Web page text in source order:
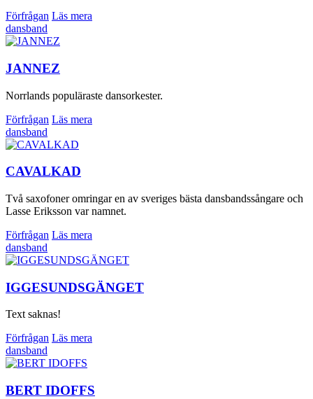
Förfrågan Läs mera
dansband
JANNEZ
Norrlands populäraste dansorkester.
Förfrågan Läs mera
dansband
CAVALKAD
Två saxofoner omringar en av sveriges bästa dansbandssångare och
Lasse Eriksson var namnet.
Förfrågan Läs mera
dansband
IGGESUNDSGÄNGET
Text saknas!
Förfrågan Läs mera
dansband
BERT IDOFFS